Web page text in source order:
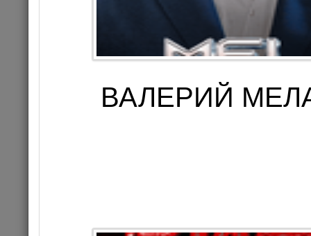
Цена
ВАЛЕРИЙ